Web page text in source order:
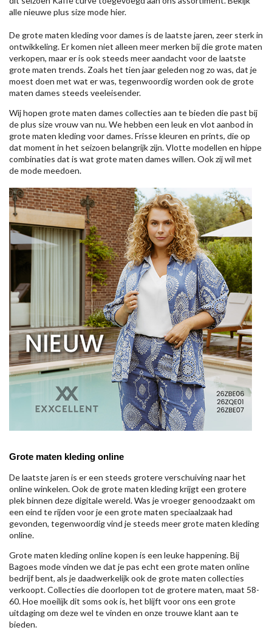
alle nieuweplus size modehier.
De grote maten kleding voor dames is de laatste jaren, zeer sterk in
ontwikkeling. Er komen niet alleen meer merken bij die grote maten
verkopen, maar er is ook steeds meer aandacht voor de laatste
grote maten trends. Zoals het tien jaar geleden nog zo was, dat je
moest doen met wat er was, tegenwoordig worden ook de grote
maten dames steeds veeleisender.
Wij hopen grote maten dames collecties aan te bieden die past bij
de plus size vrouw van nu. We hebben een leuk en vlot aanbod in
grote maten kleding voor dames. Frisse kleuren en prints, die op
dat moment in het seizoen belangrijk zijn. Vlotte modellen en hippe
combinaties dat is wat grote maten dames willen. Ook zij wil met
de mode meedoen.
Grote maten kleding online
De laatste jaren is er een steeds grotere verschuiving naar het
online winkelen. Ook de grote maten kleding krijgt een grotere
plek binnen deze digitale wereld. Was je vroeger genoodzaakt om
een eind te rijden voor je een grote maten speciaalzaak had
gevonden, tegenwoordig vind je steeds meer grote maten kleding
online.
Grote maten kleding online kopen is een leuke happening. Bij
Bagoes mode vinden we dat je pas echt een grote maten online
bedrijf bent, als je daadwerkelijk ook de grote maten collecties
verkoopt. Collecties die doorlopen tot de grotere maten, maat 58-
60. Hoe moeilijk dit soms ook is, het blijft voor ons een grote
uitdaging om deze wel te vinden en onze trouwe klant aan te
bieden.